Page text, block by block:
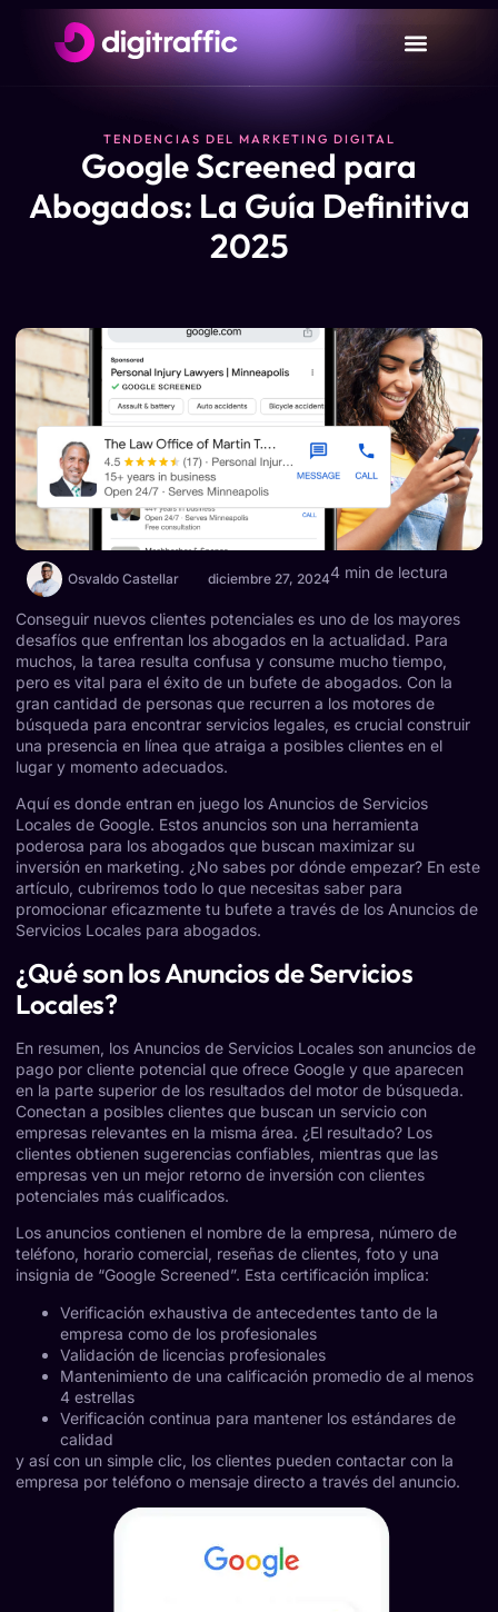
TENDENCIAS DEL MARKETING DIGITAL
Google Screened para
Abogados: La Guía Definitiva
2025
Osvaldo Castellar diciembre 27, 20244 min de lectura
Conseguir nuevos clientes potenciales es uno de los mayores
desafíos que enfrentan los abogados en la actualidad. Para
muchos, la tarea resulta confusa y consume mucho tiempo,
pero es vital para el éxito de un bufete de abogados. Con la
gran cantidad de personas que recurren a los motores de
búsqueda para encontrar servicios legales, es crucial construir
una presencia en línea que atraiga a posibles clientes en el
lugar y momento adecuados.
Aquí es donde entran en juego los Anuncios de Servicios
Locales de Google. Estos anuncios son una herramienta
poderosa para los abogados que buscan maximizar su
inversión en marketing. ¿No sabes por dónde empezar? En este
artículo, cubriremos todo lo que necesitas saber para
promocionar eficazmente tu bufete a través de los Anuncios de
Servicios Locales para abogados.
¿Qué son los Anuncios de Servicios
Locales?
En resumen, los Anuncios de Servicios Locales son anuncios de
pago por cliente potencial que ofrece Google y que aparecen
en la parte superior de los resultados del motor de búsqueda.
Conectan a posibles clientes que buscan un servicio con
empresas relevantes en la misma área. ¿El resultado? Los
clientes obtienen sugerencias confiables, mientras que las
empresas ven un mejor retorno de inversión con clientes
potenciales más cualificados.
Los anuncios contienen el nombre de la empresa, número de
teléfono, horario comercial, reseñas de clientes, foto y una
insignia de “Google Screened”. Esta certificación implica:
Verificación exhaustiva de antecedentes tanto de la
empresa como de los profesionales
Validación de licencias profesionales
Mantenimiento de una calificación promedio de al menos
4 estrellas
Verificación continua para mantener los estándares de
calidad
y así con un simple clic, los clientes pueden contactar con la
empresa por teléfono o mensaje directo a través del anuncio.